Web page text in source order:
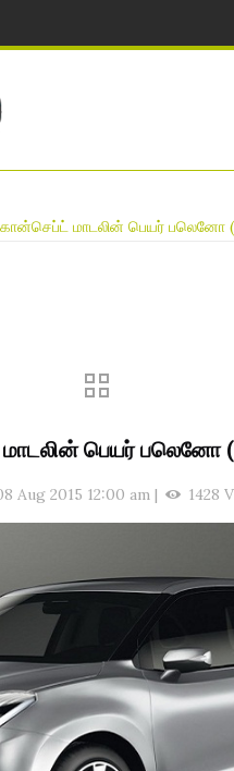
கான்செப்ட் மாடலின் பெயர்
மாடலின் பெயர்
Aug 2015 12:00 am | 1428